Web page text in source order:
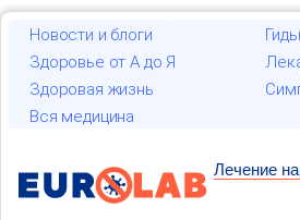
Новости и блоги
Здоровье от А до Я
Здоровая жизнь
Вся медицина
Лечение